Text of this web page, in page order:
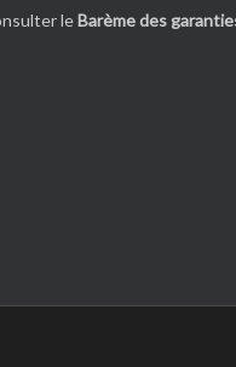
leBarème des